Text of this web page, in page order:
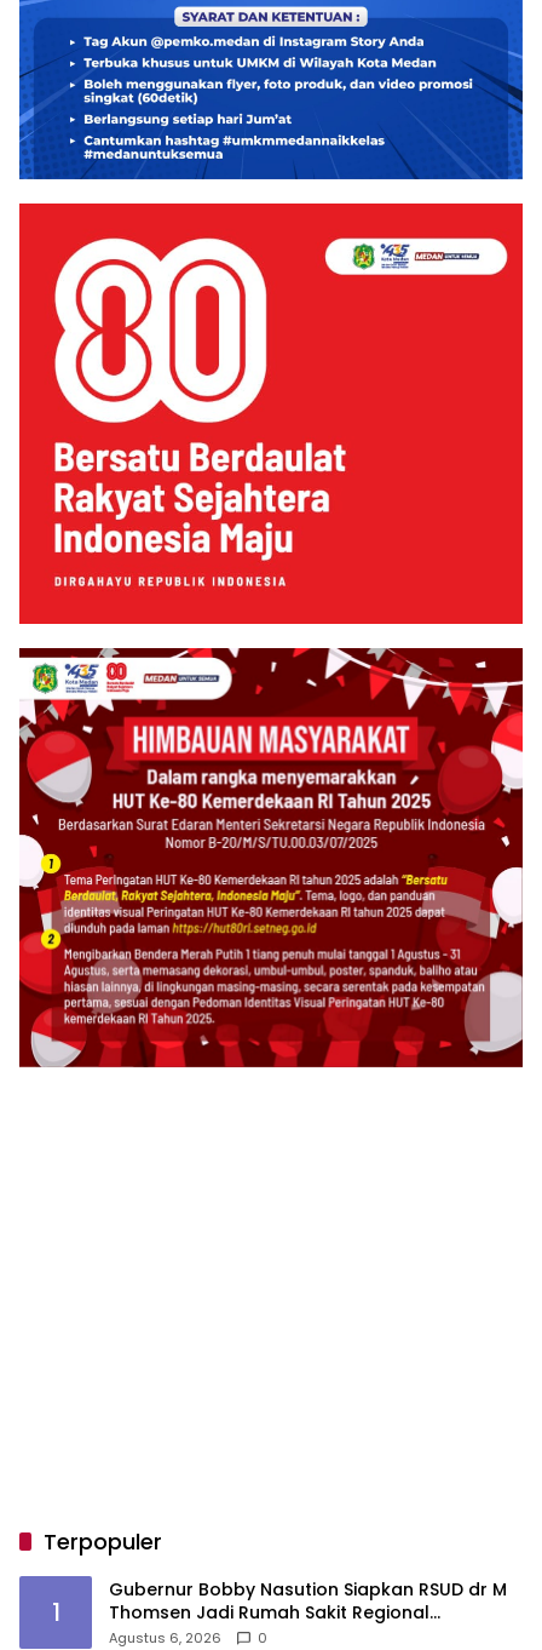
Terpopuler
1
Gubernur Bobby Nasution Siapkan RSUD dr M
Thomsen Jadi Rumah Sakit Regional
Kepulauan Nias
Agustus 6, 2026 0